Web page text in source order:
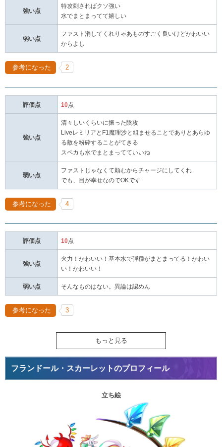
強い点
特攻刺さればクソ強い
水でまとまってて嬉しい
弱い点
ファスト消してくれりゃあものすごく良いけどかわいい
からよし
参考になった 2
評価点 10点
強い点
清々しいくらいに振った陰攻
LiveレミリアとF1魔理沙と組ませることでありとあらゆ
る敵を粉砕することがてきる
スペカも水でまとまってていいね
弱い点
ファストじゃなくて頼むからチャージにしてくれ
でも、目が幸せなのでOKです
参考になった 4
評価点 10点
強い点
火力！かわいい！基本水で弾種がまとまってる！かわい
い！かわいい！
弱い点 そんなものはない。異論は認めん
参考になった 3
もっと見る
フランドール・スカーレットのプロフィール
立ち絵